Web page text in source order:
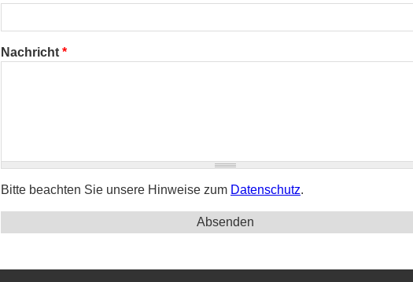
Nachricht *
Bitte beachten Sie unsere Hinweise zum Datenschutz.